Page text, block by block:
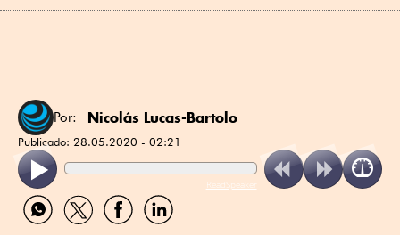
Por: Nicolás Lucas-Bartolo
Publicado: 28.05.2020 - 02:21
ReadSpeaker
Compartir
por
Compartir
por
Compartir
por
Compartir
por